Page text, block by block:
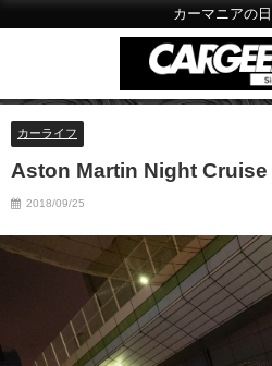
カーマニアの
カーライフ
Aston Martin Night
2018/09/25